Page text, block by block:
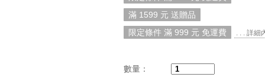
滿 1599 元 送贈品
限定條件 滿 999 元 免運費
. . . 詳細
數量：